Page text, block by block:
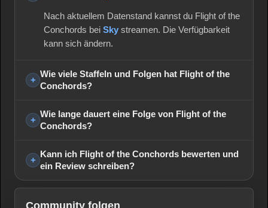
Nach aktuellem Datenstand kannst du Flight of the
Conchords bei Sky streamen. Die Verfügbarkeit
kann sich ändern.
Wie viele Staffeln und Folgen hat Flight of the
Conchords?
Wie lange dauert eine Folge von Flight of the
Conchords?
Kann ich Flight of the Conchords bewerten und
ein Review schreiben?
Community folgen